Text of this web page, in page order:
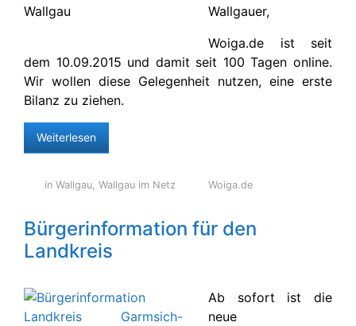
Wallgauer,
Woiga.de ist seit
dem 10.09.2015 und damit seit 100 Tagen online.
Wir wollen diese Gelegenheit nutzen, eine erste
Bilanz zu ziehen.
Weiterlesen
in Wallgau, Wallgau im Netz Woiga.de
Bürgerinformation für den
Landkreis
Ab sofort ist die
neue